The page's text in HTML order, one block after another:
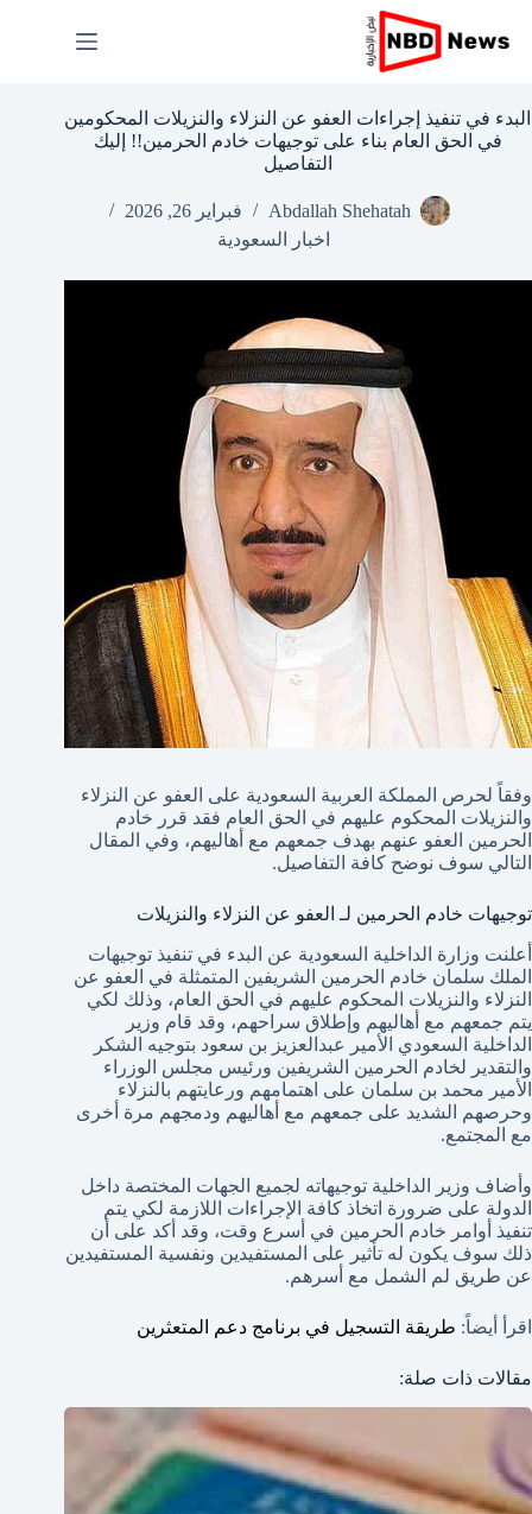
إلى
المحتوى
البدء في تنفيذ إجراءات العفو عن النزلاء والنزيلات المحكومين
في الحق العام بناء على توجيهات خادم الحرمين!! إليك
التفاصيل
Abdallah Shehatah
فبراير 26, 2026
اخبار السعودية
وفقاً لحرص المملكة العربية السعودية على العفو عن النزلاء
والنزيلات المحكوم عليهم في الحق العام فقد قرر خادم
الحرمين العفو عنهم بهدف جمعهم مع أهاليهم، وفي المقال
التالي سوف نوضح كافة التفاصيل.
توجيهات خادم الحرمين لـ العفو عن النزلاء والنزيلات
أعلنت وزارة الداخلية السعودية عن البدء في تنفيذ توجيهات
الملك سلمان خادم الحرمين الشريفين المتمثلة في العفو عن
النزلاء والنزيلات المحكوم عليهم في الحق العام، وذلك لكي
يتم جمعهم مع أهاليهم وإطلاق سراحهم، وقد قام وزير
الداخلية السعودي الأمير عبدالعزيز بن سعود بتوجيه الشكر
والتقدير لخادم الحرمين الشريفين ورئيس مجلس الوزراء
الأمير محمد بن سلمان على اهتمامهم ورعايتهم بالنزلاء
وحرصهم الشديد على جمعهم مع أهاليهم ودمجهم مرة أخرى
مع المجتمع.
وأضاف وزير الداخلية توجيهاته لجميع الجهات المختصة داخل
الدولة على ضرورة اتخاذ كافة الإجراءات اللازمة لكي يتم
تنفيذ أوامر خادم الحرمين في أسرع وقت، وقد أكد على أن
ذلك سوف يكون له تأثير على المستفيدين ونفسية المستفيدين
عن طريق لم الشمل مع أسرهم.
اقرأ أيضاً: طريقة التسجيل في برنامج دعم المتعثرين
مقالات ذات صلة: